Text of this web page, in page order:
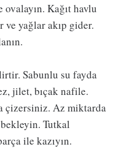
Kağıt havlu
yağlar akıp gider.
Sabunlu su fayda
jilet, bıçak nafile.
çizersiniz. Az miktarda
Tutkal
ile kazıyın.